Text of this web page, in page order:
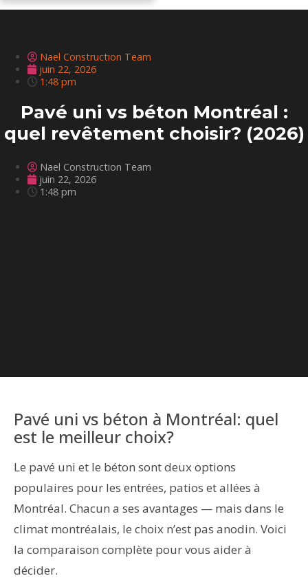
Nael Construction Team
juin 22, 2026
1:48 pm
Pavé uni vs béton Montréal :
quel revêtement choisir? (2026)
Nael Construction Team
juin 22, 2026
1:48 pm
Pavé uni vs béton à Montréal: quel
est le meilleur choix?
Le pavé uni et le béton sont deux options
populaires pour les entrées, patios et allées à
Montréal. Chacun a ses avantages — mais dans le
climat montréalais, le choix n’est pas anodin. Voici
la comparaison complète pour vous aider à
décider.